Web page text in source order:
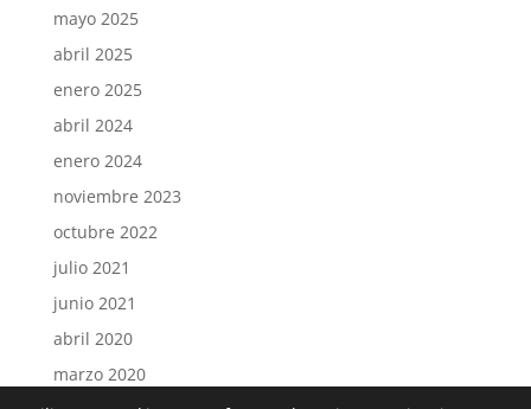
mayo 2025
abril 2025
enero 2025
abril 2024
enero 2024
noviembre 2023
octubre 2022
julio 2021
junio 2021
abril 2020
marzo 2020